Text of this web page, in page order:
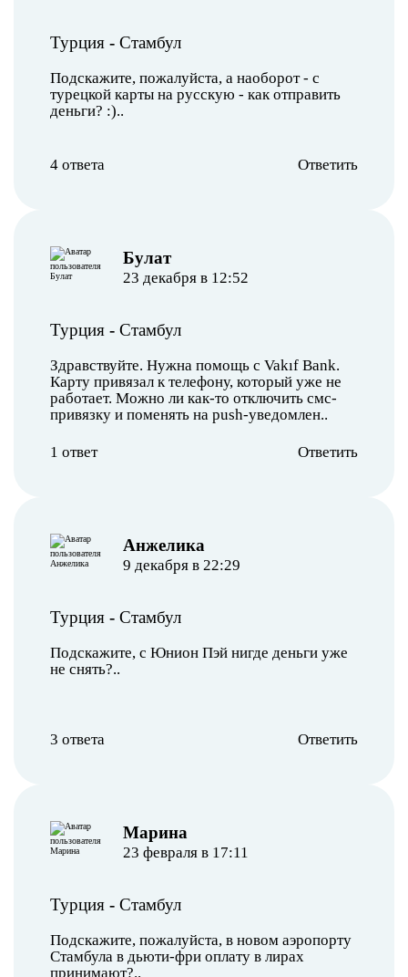
Турция - Стамбул
Подскажите, пожалуйста, а наоборот - с
турецкой карты на русскую - как отправить
деньги? :)..
4 ответа Ответить
Булат
23 декабря в 12:52
Турция - Стамбул
Здравствуйте. Нужна помощь с Vakıf Bank.
Карту привязал к телефону, который уже не
работает. Можно ли как-то отключить смс-
привязку и поменять на push-уведомлен..
1 ответ Ответить
Анжелика
9 декабря в 22:29
Турция - Стамбул
Подскажите, с Юнион Пэй нигде деньги уже
не снять?..
3 ответа Ответить
Марина
23 февраля в 17:11
Турция - Стамбул
Подскажите, пожалуйста, в новом аэропорту
Стамбула в дьюти-фри оплату в лирах
принимают?..